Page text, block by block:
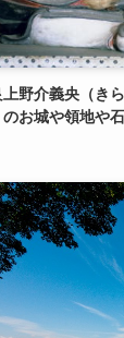
上野介義央（き
お城や領地や